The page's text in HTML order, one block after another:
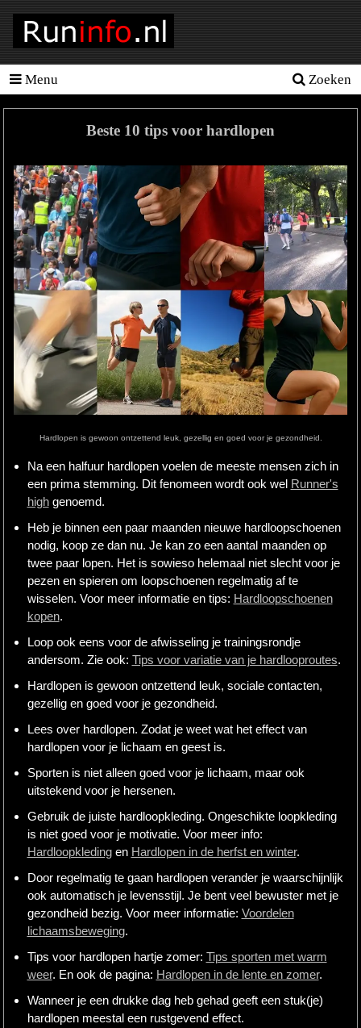
Menu Zoeken
Homepage
Hardloopschema's
Hardloopblessures
Hartslagmeter
Wedstrijden
Sportvoeding
Ideale
gewicht
Hardlopen
Boeken
Site
Beste 10 tips voor hardlopen
Hardlopen is gewoon ontzettend leuk, gezellig en goed voor je gezondheid.
Na een halfuur hardlopen voelen de meeste mensen zich in
een prima stemming. Dit fenomeen wordt ook wel Runner's
highgenoemd.
Heb je binnen een paar maanden nieuwe hardloopschoenen
nodig, koop ze dan nu. Je kan zo een aantal maanden op
twee paar lopen. Het is sowieso helemaal niet slecht voor je
pezen en spieren om loopschoenen regelmatig af te
wisselen. Voor meer informatie en tips: Hardloopschoenen
kopen.
Loop ook eens voor de afwisseling je trainingsrondje
andersom. Zie ook: Tips voor variatie van je hardlooproutes.
Hardlopen is gewoon ontzettend leuk, sociale contacten,
gezellig en goed voor je gezondheid.
Lees over hardlopen. Zodat je weet wat het effect van
hardlopen voor je lichaam en geest is.
Sporten is niet alleen goed voor je lichaam, maar ook
uitstekend voor je hersenen.
Gebruik de juiste hardloopkleding. Ongeschikte loopkleding
is niet goed voor je motivatie. Voor meer info:
Hardloopkledingen Hardlopen in de herfst en winter.
Door regelmatig te gaan hardlopen verander je waarschijnlijk
ook automatisch je levensstijl. Je bent veel bewuster met je
gezondheid bezig. Voor meer informatie: Voordelen
lichaamsbeweging.
Tips voor hardlopen hartje zomer: Tips sporten met warm
weer. En ook de pagina: Hardlopen in de lente en zomer.
Wanneer je een drukke dag heb gehad geeft een stuk(je)
hardlopen meestal een rustgevend effect.